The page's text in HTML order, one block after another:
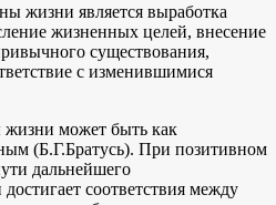
жизни является выработка
жизненных целей, внесение
существования,
с изменившимися
жизни может быть как
(Б.Г.Братусь). При позитивном
дальнейшего
соответствия между